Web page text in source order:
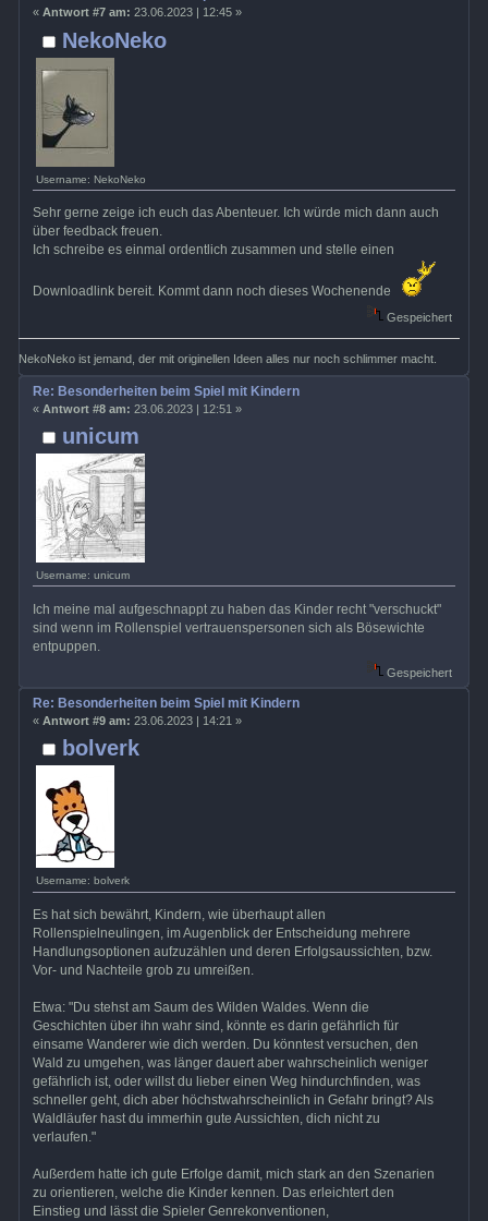
NekoNeko
Username: NekoNeko
« Antwort #7 am: 23.06.2023 | 12:45 »
Sehr gerne zeige ich euch das Abenteuer. Ich würde mich dann auch
über feedback freuen.
Ich schreibe es einmal ordentlich zusammen und stelle einen
Downloadlink bereit. Kommt dann noch dieses Wochenende
Gespeichert
NekoNeko ist jemand, der mit originellen Ideen alles nur noch schlimmer macht.
unicum
Username: unicum
Re: Besonderheiten beim Spiel mit Kindern
« Antwort #8 am: 23.06.2023 | 12:51 »
Ich meine mal aufgeschnappt zu haben das Kinder recht "verschuckt"
sind wenn im Rollenspiel vertrauenspersonen sich als Bösewichte
entpuppen.
Gespeichert
bolverk
Username: bolverk
Re: Besonderheiten beim Spiel mit Kindern
« Antwort #9 am: 23.06.2023 | 14:21 »
Es hat sich bewährt, Kindern, wie überhaupt allen
Rollenspielneulingen, im Augenblick der Entscheidung mehrere
Handlungsoptionen aufzuzählen und deren Erfolgsaussichten, bzw.
Vor- und Nachteile grob zu umreißen.
Etwa: "Du stehst am Saum des Wilden Waldes. Wenn die
Geschichten über ihn wahr sind, könnte es darin gefährlich für
einsame Wanderer wie dich werden. Du könntest versuchen, den
Wald zu umgehen, was länger dauert aber wahrscheinlich weniger
gefährlich ist, oder willst du lieber einen Weg hindurchfinden, was
schneller geht, dich aber höchstwahrscheinlich in Gefahr bringt? Als
Waldläufer hast du immerhin gute Aussichten, dich nicht zu
verlaufen."
Außerdem hatte ich gute Erfolge damit, mich stark an den Szenarien
zu orientieren, welche die Kinder kennen. Das erleichtert den
Einstieg und lässt die Spieler Genrekonventionen,